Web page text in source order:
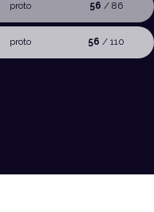
proto 56 / 86
proto 56 / 110